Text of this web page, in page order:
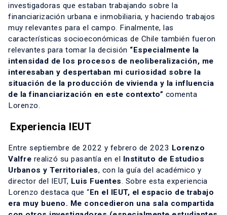
investigadoras que estaban trabajando sobre la
financiarización urbana e inmobiliaria, y haciendo trabajos
muy relevantes para el campo. Finalmente, las
características socioeconómicas de Chile también fueron
relevantes para tomar la decisión “Especialmente la
intensidad de los procesos de neoliberalización, me
interesaban y despertaban mi curiosidad sobre la
situación de la producción de vivienda y la influencia
de la financiarización en este contexto” comenta
Lorenzo.
Experiencia IEUT
Entre septiembre de 2022 y febrero de 2023 Lorenzo
Valfre realizó su pasantía en el Instituto de Estudios
Urbanos y Territoriales, con la guía del académico y
director del IEUT, Luis Fuentes. Sobre esta experiencia
Lorenzo destaca que “En el IEUT, el espacio de trabajo
era muy bueno. Me concedieron una sala compartida